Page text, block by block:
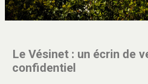
Le Vésinet : un écrin de
confidentiel